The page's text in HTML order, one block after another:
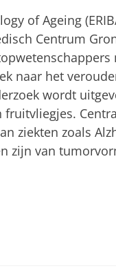
of Ageing
Centrum
naar het
wordt
ziekten zoals
zijn van